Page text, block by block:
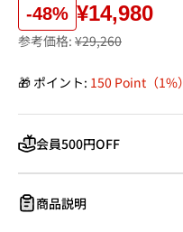
-48% ¥14,980
参考価格: ¥29,260
🎁 ポイント: 150 Point（1%）
会員500円OFF
商品説明